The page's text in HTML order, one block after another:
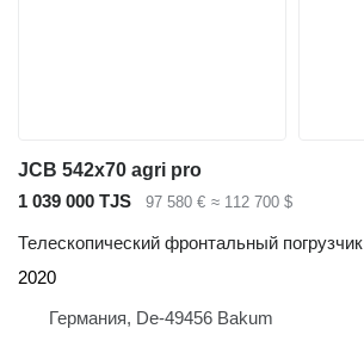
JCB 542x70 agri pro
1 039 000 TJS
97 580 € ≈ 112 700 $
Телескопический фронтальный погрузчик
2020
Германия, De-49456 Bakum